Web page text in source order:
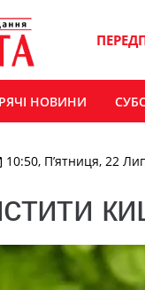
НОВИНИ
10:50, П’ятниця, 22